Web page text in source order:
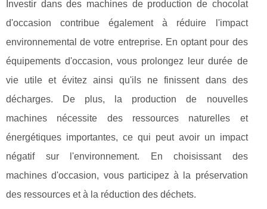
Investir dans des machines de production de chocolat
d'occasion contribue également à réduire l'impact
environnemental de votre entreprise. En optant pour des
équipements d'occasion, vous prolongez leur durée de
vie utile et évitez ainsi qu'ils ne finissent dans des
décharges. De plus, la production de nouvelles
machines nécessite des ressources naturelles et
énergétiques importantes, ce qui peut avoir un impact
négatif sur l'environnement. En choisissant des
machines d'occasion, vous participez à la préservation
des ressources et à la réduction des déchets.